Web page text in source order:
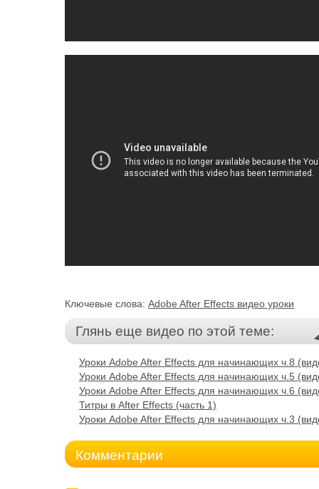
Ключевые слова: Adobe After Effects видео уроки
Глянь еще видео по этой теме:
Уроки Adobe After Effects для начинающих ч.8
Уроки Adobe After Effects для начинающих ч.5
Уроки Adobe After Effects для начинающих ч.6
Титры в After Effects (часть 1)
Уроки Adobe After Effects для начинающих ч.3
Комментарии